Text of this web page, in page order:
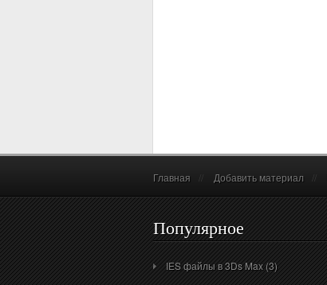
Главная Добавить материал
Популярное
IES файлы в 3Ds Max (3)